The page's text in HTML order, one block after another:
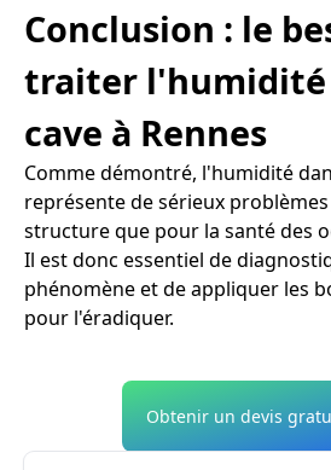
Conclusion : le
traiter l'humidité
cave à Rennes
Comme démontré, l'humidité
représente de sérieux
structure que pour la santé des
Il est donc essentiel de
phénomène et de appliquer les
pour l'éradiquer.
Obtenir un devis